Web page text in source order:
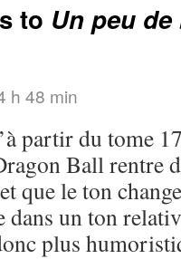
to Un peu
h 48 min
partir du tome
Ball rentre
que le ton
dans un ton
plus